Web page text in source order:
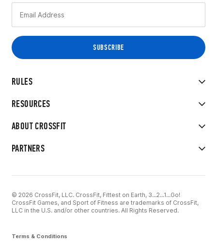
RULES
RESOURCES
ABOUT CROSSFIT
PARTNERS
© 2026 CrossFit, LLC. CrossFit, Fittest on Earth, 3...2...1...Go!
CrossFit Games, and Sport of Fitness are trademarks of CrossFit,
LLC in the U.S. and/or other countries. All Rights Reserved.
Terms & Conditions